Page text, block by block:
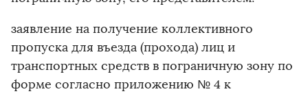
заявление на получение коллективного
пропуска для въезда (прохода) лиц и
транспортных средств в пограничную зону по
форме согласно приложению № 4 к